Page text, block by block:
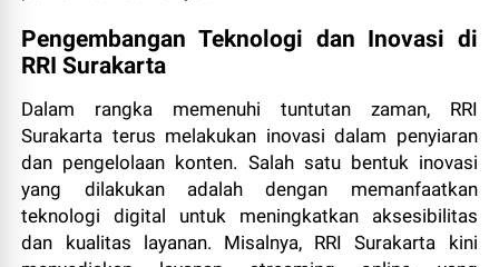
Pengembangan Teknologi dan Inovasi di
RRI Surakarta
Dalam rangka memenuhi tuntutan zaman, RRI
Surakarta terus melakukan inovasi dalam penyiaran
dan pengelolaan konten. Salah satu bentuk inovasi
yang dilakukan adalah dengan memanfaatkan
teknologi digital untuk meningkatkan aksesibilitas
dan kualitas layanan. Misalnya, RRI Surakarta kini